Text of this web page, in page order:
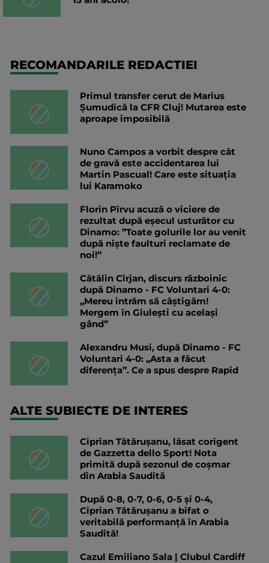
RECOMANDARILE REDACTIEI
Primul transfer cerut de Marius
Șumudică la CFR Cluj! Mutarea este
aproape imposibilă
Nuno Campos a vorbit despre cât
de gravă este accidentarea lui
Martin Pascual! Care este situația
lui Karamoko
Florin Pîrvu acuză o viciere de
rezultat după eșecul usturător cu
Dinamo: ”Toate golurile lor au venit
după niște faulturi reclamate de
noi!”
Cătălin Cîrjan, discurs războinic
după Dinamo - FC Voluntari 4-0:
„Mereu intrăm să câștigăm!
Mergem în Giulești cu același
gând”
Alexandru Musi, după Dinamo - FC
Voluntari 4-0: „Asta a făcut
diferența”. Ce a spus despre Rapid
ALTE SUBIECTE DE INTERES
Ciprian Tătărușanu, lăsat corigent
de Gazzetta dello Sport! Nota
primită după sezonul de coșmar
din Arabia Saudită
După 0-8, 0-7, 0-6, 0-5 și 0-4,
Ciprian Tătărușanu a bifat o
veritabilă performanță în Arabia
Saudită!
Cazul Emiliano Sala | Clubul Cardiff